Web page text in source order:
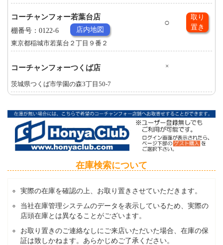
コーチャンフォー若葉台店
○
取り
置き
棚番号：0122-6 店内地図
東京都稲城市若葉台２丁目９番２
コーチャンフォーつくば店 ×
茨城県つくば市学園の森3丁目50-7
在庫検索について
実際の在庫を確認の上、お取り置きさせていただきます。
当社在庫管理システムのデータを表示しているため、実際の
店頭在庫とは異なることがございます。
お取り置きのご連絡なしにご来店いただいた場合、在庫の保
証は致しかねます。あらかじめご了承ください。